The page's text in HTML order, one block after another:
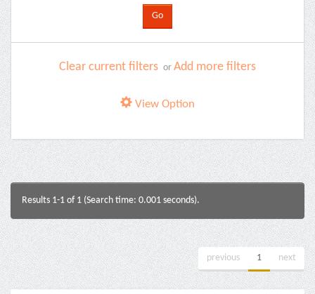
Clear current filters or Add more filters
View Option
Results 1-1 of 1 (Search time: 0.001 seconds).
previous 1 next